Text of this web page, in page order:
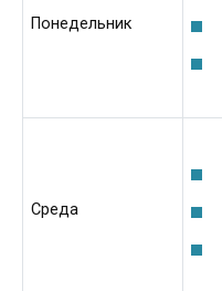
Понедельник
Среда